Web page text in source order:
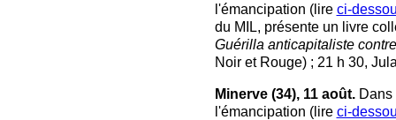
l'émancipation (lire ci-
du MIL, présente un livre
Guérilla anticapitaliste
Noir et Rouge) ; 21 h 30,
Minerve (34), 11 août.Dans
l'émancipation (lire ci-